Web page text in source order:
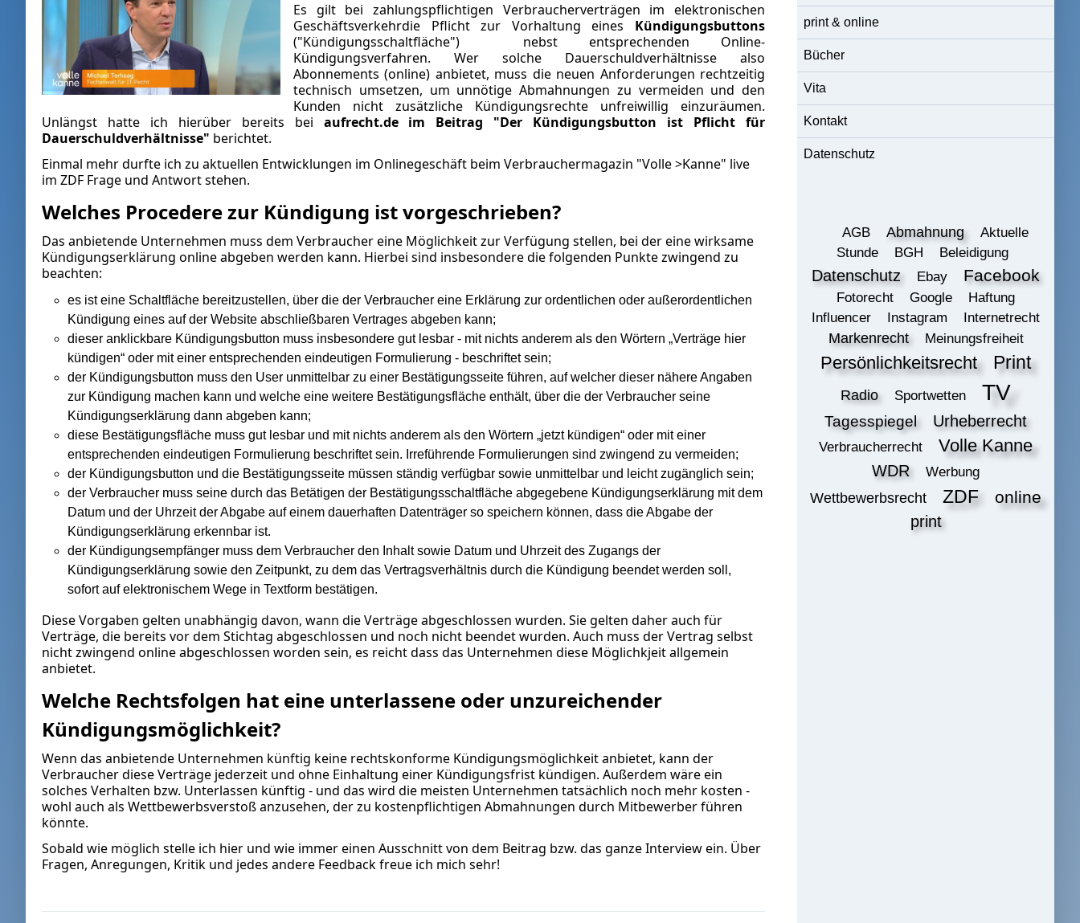
Es gilt bei zahlungspflichtigen Verbraucherverträgen im elektronischen
Geschäftsverkehrdie Pflicht zur Vorhaltung eines Kündigungsbuttons
("Kündigungsschaltfläche")
nebst entsprechenden Online-
Kündigungsverfahren. Wer solche Dauerschuldverhältnisse also
Abonnements (online) anbietet, muss die neuen Anforderungen rechtzeitig
technisch umsetzen, um unnötige Abmahnungen zu vermeiden und den
Kunden nicht zusätzliche Kündigungsrechte unfreiwillig einzuräumen.
Unlängst hatte ich hierüber bereits bei aufrecht.de im Beitrag "Der Kündigungsbutton ist Pflicht für
Dauerschuldverhältnisse" berichtet.
Einmal mehr durfte ich zu aktuellen Entwicklungen im Onlinegeschäft beim Verbrauchermagazin "Volle >Kanne" live
im ZDF Frage und Antwort stehen.
Welches Procedere zur Kündigung ist vorgeschrieben?
Das anbietende Unternehmen muss dem Verbraucher eine Möglichkeit zur Verfügung stellen, bei der eine wirksame
Kündigungserklärung online abgeben werden kann. Hierbei sind insbesondere die folgenden Punkte zwingend zu
beachten:
es ist eine Schaltfläche bereitzustellen, über die der Verbraucher eine Erklärung zur ordentlichen oder außerordentlichen
Kündigung eines auf der Website abschließbaren Vertrages abgeben kann;
dieser anklickbare Kündigungsbutton muss insbesondere gut lesbar - mit nichts anderem als den Wörtern „Verträge hier
kündigen“ oder mit einer entsprechenden eindeutigen Formulierung - beschriftet sein;
der Kündigungsbutton muss den User unmittelbar zu einer Bestätigungsseite führen, auf welcher dieser nähere Angaben
zur Kündigung machen kann und welche eine weitere Bestätigungsfläche enthält, über die der Verbraucher seine
Kündigungserklärung dann abgeben kann;
diese Bestätigungsfläche muss gut lesbar und mit nichts anderem als den Wörtern „jetzt kündigen“ oder mit einer
entsprechenden eindeutigen Formulierung beschriftet sein. Irreführende Formulierungen sind zwingend zu vermeiden;
der Kündigungsbutton und die Bestätigungsseite müssen ständig verfügbar sowie unmittelbar und leicht zugänglich sein;
der Verbraucher muss seine durch das Betätigen der Bestätigungsschaltfläche abgegebene Kündigungserklärung mit dem
Datum und der Uhrzeit der Abgabe auf einem dauerhaften Datenträger so speichern können, dass die Abgabe der
Kündigungserklärung erkennbar ist.
der Kündigungsempfänger muss dem Verbraucher den Inhalt sowie Datum und Uhrzeit des Zugangs der
Kündigungserklärung sowie den Zeitpunkt, zu dem das Vertragsverhältnis durch die Kündigung beendet werden soll,
sofort auf elektronischem Wege in Textform bestätigen.
Diese Vorgaben gelten unabhängig davon, wann die Verträge abgeschlossen wurden. Sie gelten daher auch für
Verträge, die bereits vor dem Stichtag abgeschlossen und noch nicht beendet wurden. Auch muss der Vertrag selbst
nicht zwingend online abgeschlossen worden sein, es reicht dass das Unternehmen diese Möglichkjeit allgemein
anbietet.
Welche Rechtsfolgen hat eine unterlassene oder unzureichender
Kündigungsmöglichkeit?
Wenn das anbietende Unternehmen künftig keine rechtskonforme Kündigungsmöglichkeit anbietet, kann der
Verbraucher diese Verträge jederzeit und ohne Einhaltung einer Kündigungsfrist kündigen. Außerdem wäre ein
solches Verhalten bzw. Unterlassen künftig - und das wird die meisten Unternehmen tatsächlich noch mehr kosten -
wohl auch als Wettbewerbsverstoß anzusehen, der zu kostenpflichtigen Abmahnungen durch Mitbewerber führen
könnte.
Sobald wie möglich stelle ich hier und wie immer einen Ausschnitt von dem Beitrag bzw. das ganze Interview ein. Über
Fragen, Anregungen, Kritik und jedes andere Feedback freue ich mich sehr!
print & online
Bücher
Vita
Kontakt
Datenschutz
AGB Abmahnung
Aktuelle
Stunde
BGH Beleidigung
Datenschutz Ebay Facebook
Fotorecht Google
Haftung
Influencer
Instagram Internetrecht
Markenrecht Meinungsfreiheit
Persönlichkeitsrecht Print
Radio Sportwetten TV
Tagesspiegel Urheberrecht
Verbraucherrecht Volle Kanne
WDR Werbung
Wettbewerbsrecht ZDF online
print